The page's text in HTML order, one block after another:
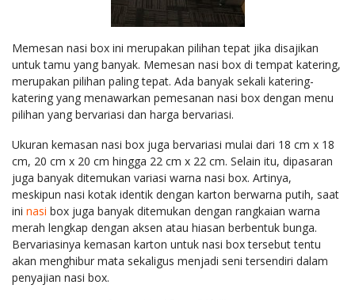
Memesan nasi box ini merupakan pilihan tepat jika disajikan
untuk tamu yang banyak. Memesan nasi box di tempat katering,
merupakan pilihan paling tepat. Ada banyak sekali katering-
katering yang menawarkan pemesanan nasi box dengan menu
pilihan yang bervariasi dan harga bervariasi.
Ukuran kemasan nasi box juga bervariasi mulai dari 18 cm x 18
cm, 20 cm x 20 cm hingga 22 cm x 22 cm. Selain itu, dipasaran
juga banyak ditemukan variasi warna nasi box. Artinya,
meskipun nasi kotak identik dengan karton berwarna putih, saat
ini nasi box juga banyak ditemukan dengan rangkaian warna
merah lengkap dengan aksen atau hiasan berbentuk bunga.
Bervariasinya kemasan karton untuk nasi box tersebut tentu
akan menghibur mata sekaligus menjadi seni tersendiri dalam
penyajian nasi box.